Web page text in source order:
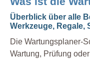
Überblick über alle
Werkzeuge, Regale,
Die Wartungsplaner-
Wartung, Prüfung